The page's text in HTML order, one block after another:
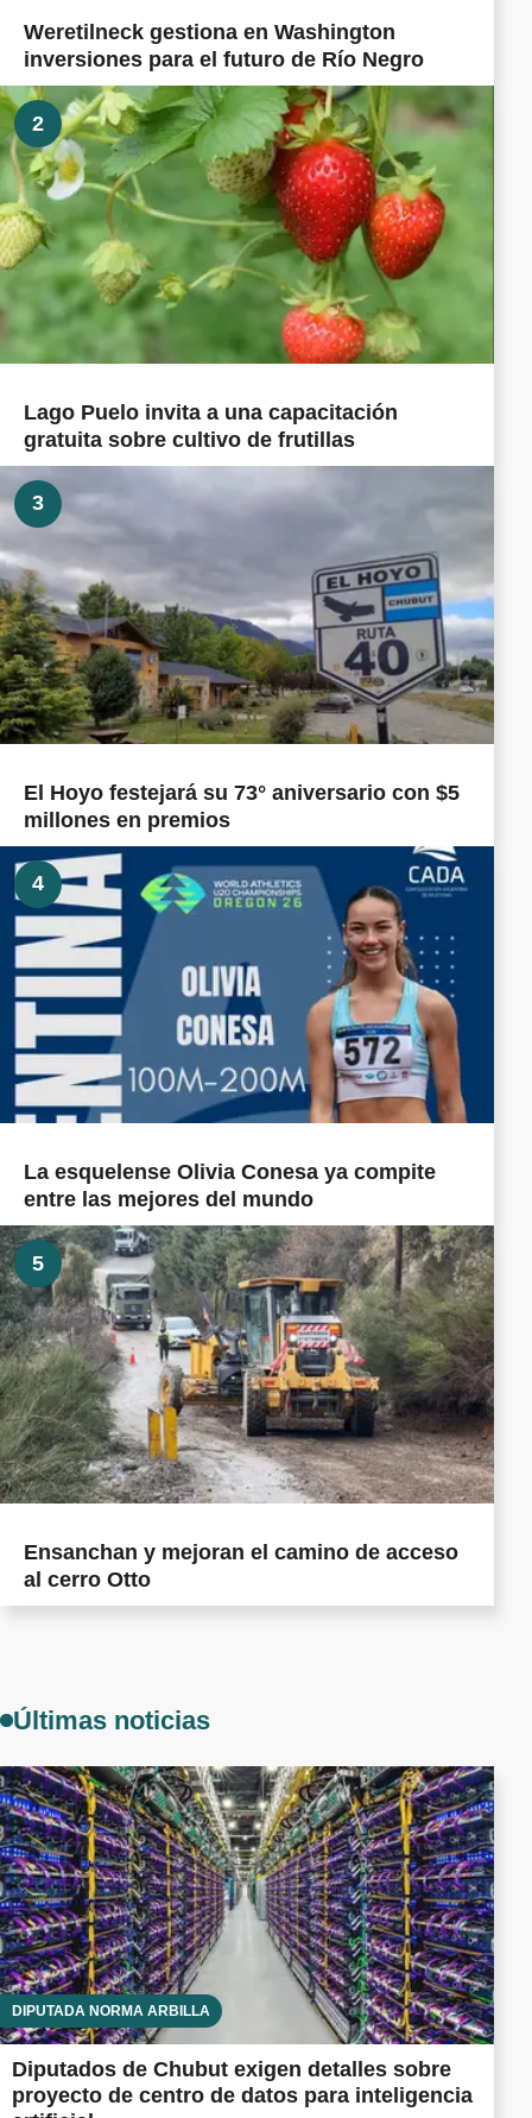
Weretilneck gestiona en Washington
inversiones para el futuro de Río Negro
2
Lago Puelo invita a una capacitación
gratuita sobre cultivo de frutillas
3
El Hoyo festejará su 73° aniversario con $5
millones en premios
4
La esquelense Olivia Conesa ya compite
entre las mejores del mundo
5
Ensanchan y mejoran el camino de acceso
al cerro Otto
Últimas noticias
DIPUTADA NORMA ARBILLA
Diputados de Chubut exigen detalles sobre
proyecto de centro de datos para inteligencia